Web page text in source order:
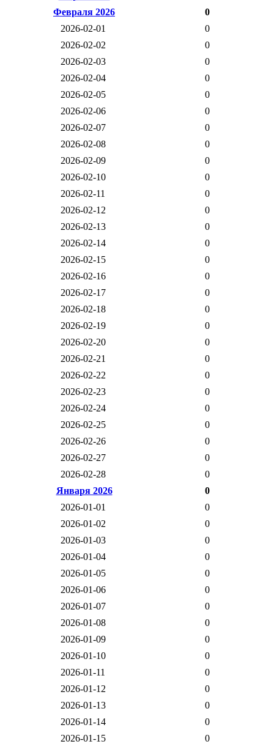
Февраля 2026
0
2026-02-01
0
2026-02-02
0
2026-02-03
0
2026-02-04
0
2026-02-05
0
2026-02-06
0
2026-02-07
0
2026-02-08
0
2026-02-09
0
2026-02-10
0
2026-02-11
0
2026-02-12
0
2026-02-13
0
2026-02-14
0
2026-02-15
0
2026-02-16
0
2026-02-17
0
2026-02-18
0
2026-02-19
0
2026-02-20
0
2026-02-21
0
2026-02-22
0
2026-02-23
0
2026-02-24
0
2026-02-25
0
2026-02-26
0
2026-02-27
0
2026-02-28
0
Января 2026
0
2026-01-01
0
2026-01-02
0
2026-01-03
0
2026-01-04
0
2026-01-05
0
2026-01-06
0
2026-01-07
0
2026-01-08
0
2026-01-09
0
2026-01-10
0
2026-01-11
0
2026-01-12
0
2026-01-13
0
2026-01-14
0
2026-01-15
0